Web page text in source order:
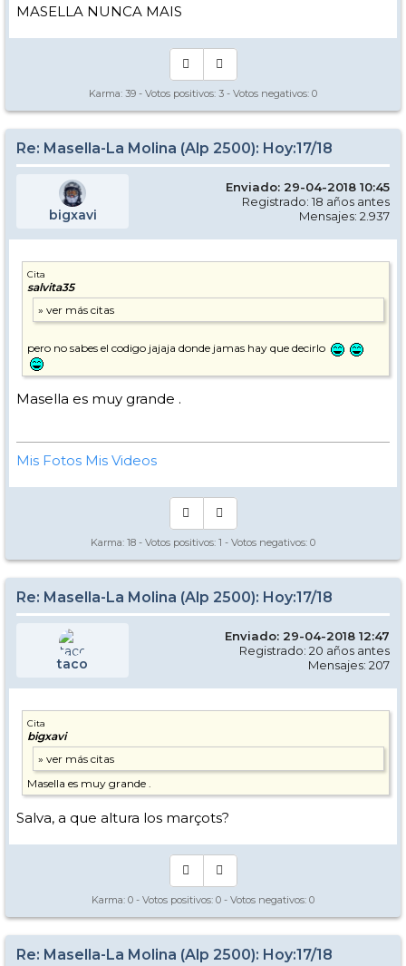
MASELLA NUNCA MAIS
Karma: 39 - Votos positivos: 3 - Votos negativos: 0
Re: Masella-La Molina (Alp 2500): Hoy:17/18
bigxavi
Enviado: 29-04-2018 10:45
Registrado: 18 años antes
Mensajes: 2.937
Cita
salvita35
pero no sabes el codigo jajaja donde jamas hay que decirlo
Masella es muy grande .
Mis Fotos Mis Videos
Karma: 18 - Votos positivos: 1 - Votos negativos: 0
Re: Masella-La Molina (Alp 2500): Hoy:17/18
taco
Enviado: 29-04-2018 12:47
Registrado: 20 años antes
Mensajes: 207
Cita
bigxavi
Masella es muy grande .
Salva, a que altura los marçots?
Karma: 0 - Votos positivos: 0 - Votos negativos: 0
Re: Masella-La Molina (Alp 2500): Hoy:17/18